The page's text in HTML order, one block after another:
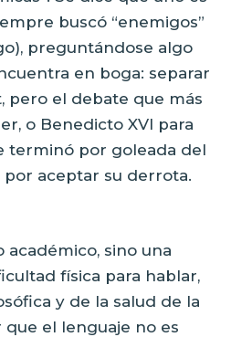
buscó “enemigos”
preguntándose algo
en boga: separar
pero el debate que más
o Benedicto XVI para
terminó por goleada del
aceptar su derrota.
sino una
física para hablar,
y de la salud de la
que el lenguaje no es